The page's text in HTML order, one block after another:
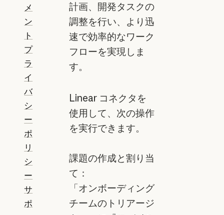
メ
ン
ト
プ
ラ
イ
バ
シ
ー
ポ
リ
シ
ー
サ
ポ
計画、開発タスクの
調整を行い、より迅
速で効率的なワーク
フローを実現しま
す。
Linear コネクタを
使用して、次の操作
を実行できます。
課題の作成と割り当
て：
「オンボーディング
チームのトリアージ